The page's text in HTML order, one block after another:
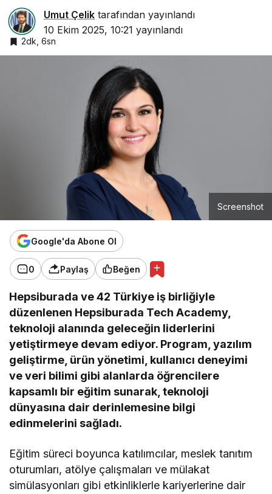
Umut Çelik tarafından yayınlandı
10 Ekim 2025, 10:21 yayınlandı
2dk, 6sn
Screenshot
Google'da Abone Ol
0 Paylaş Beğen
Hepsiburada ve 42 Türkiye iş birliğiyle
düzenlenen Hepsiburada Tech Academy,
teknoloji alanında geleceğin liderlerini
yetiştirmeye devam ediyor. Program, yazılım
geliştirme, ürün yönetimi, kullanıcı deneyimi
ve veri bilimi gibi alanlarda öğrencilere
kapsamlı bir eğitim sunarak, teknoloji
dünyasına dair derinlemesine bilgi
edinmelerini sağladı.
Eğitim süreci boyunca katılımcılar, meslek tanıtım
oturumları, atölye çalışmaları ve mülakat
simülasyonları gibi etkinliklerle kariyerlerine dair